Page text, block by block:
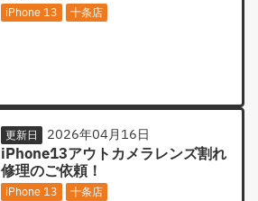
iPhone 13 十条店
更新日 2026年04月16日
iPhone13アウトカメラレンズ割れ
修理のご依頼！
iPhone 13 十条店